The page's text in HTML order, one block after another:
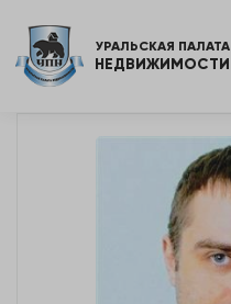
УРАЛЬСКАЯ ПАЛАТА
НЕДВИЖИМОСТИ